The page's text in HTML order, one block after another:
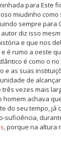
para Este
miudinho
sempre para
diz isso
e que nos
é rumo a oeste
é como o
e as suas
de
três vezes mais
achava
do seu tempo, já
, porque na altura